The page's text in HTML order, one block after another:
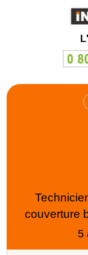
couverture
5